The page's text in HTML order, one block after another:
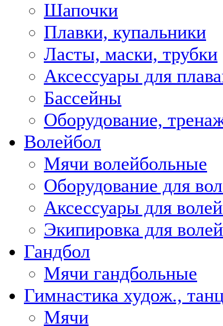
Шапочки
Плавки, купальники
Ласты, маски, трубки
Аксессуары для
Бассейны
Оборудование,
Волейбол
Мячи волейбольные
Оборудование для
Аксессуары для
Экипировка для
Гандбол
Мячи гандбольные
Гимнастика худож.,
Мячи